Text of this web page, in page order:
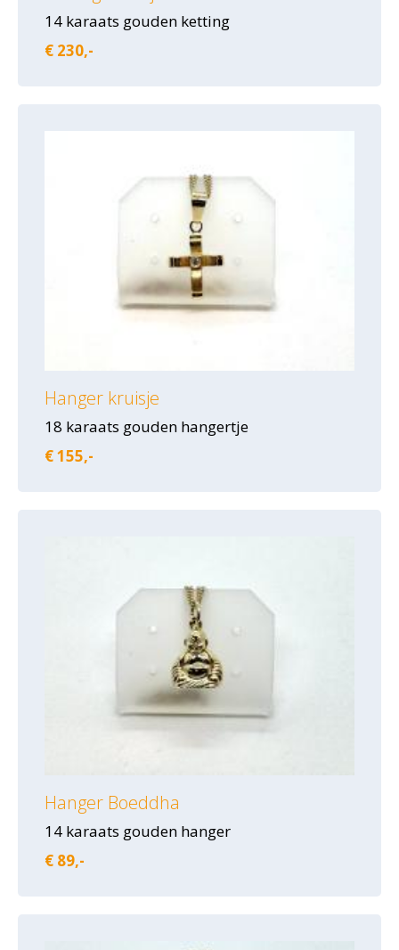
14 karaats gouden ketting
€ 230,-
Hanger kruisje
18 karaats gouden hangertje
€ 155,-
Hanger Boeddha
14 karaats gouden hanger
€ 89,-